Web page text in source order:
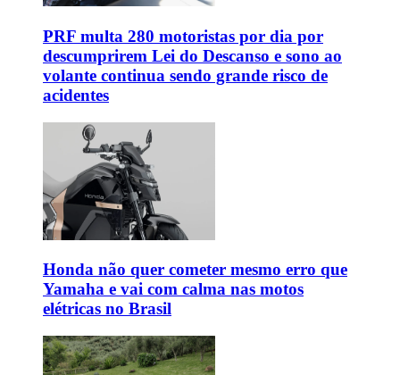
PRF multa 280 motoristas por dia por
descumprirem Lei do Descanso e sono ao
volante continua sendo grande risco de
acidentes
Honda não quer cometer mesmo erro que
Yamaha e vai com calma nas motos
elétricas no Brasil